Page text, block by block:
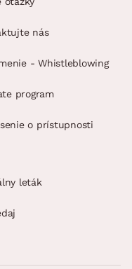
nás
- Whistleblowing
program
o prístupnosti
leták